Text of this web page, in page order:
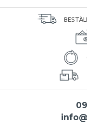
BESTÄLL